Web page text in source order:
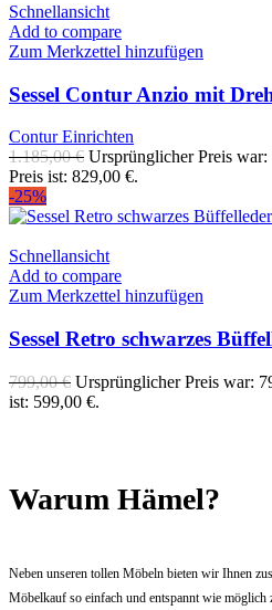
Schnellansicht
Add to compare
Zum Merkzettel hinzufügen
Sessel Contur Anzio mit
Contur Einrichten
1.185,00€ Ursprünglicher Preis
Preis ist: 829,00 €.
-25%
Schnellansicht
Add to compare
Zum Merkzettel hinzufügen
Sessel Retro schwarzes
799,00€ Ursprünglicher Preis war:
ist: 599,00 €.
Warum Hämel?
Neben unseren tollen Möbeln bieten wir Ihnen
Möbelkauf so einfach und entspannt wie möglich